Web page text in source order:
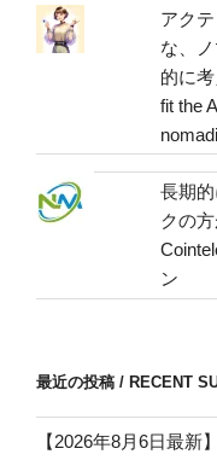
アク
な、
的に
fit the
長期
クの
ン
最近の投稿 / RECENT
【2026年8月6日最